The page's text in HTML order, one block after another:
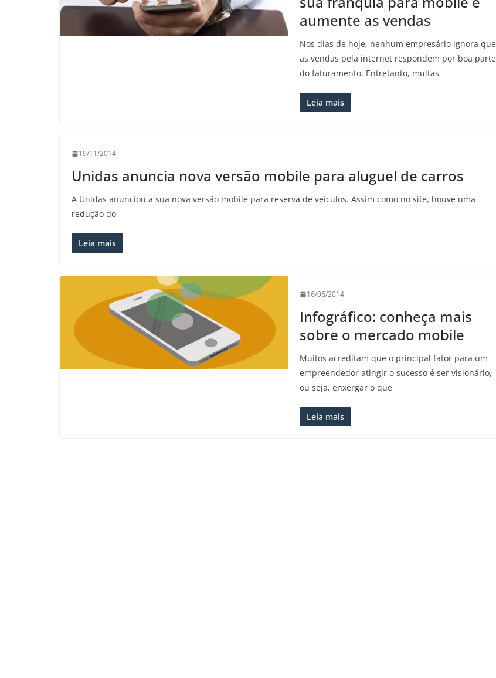
aumente as vendas
Nos dias de hoje, nenhum empresário ignora que
as vendas pela internet respondem por boa parte
do faturamento. Entretanto, muitas
Leia mais
19/11/2014
Unidas anuncia nova versão mobile para aluguel de carros
A Unidas anunciou a sua nova versão mobile para reserva de veículos. Assim como no site, houve uma
redução do
Leia mais
16/06/2014
Infográfico: conheça mais
sobre o mercado mobile
Muitos acreditam que o principal fator para um
empreendedor atingir o sucesso é ser visionário,
ou seja, enxergar o que
Leia mais